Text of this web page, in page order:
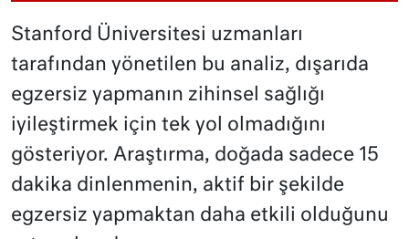
Stanford Üniversitesi uzmanları
tarafından yönetilen bu analiz, dışarıda
egzersiz yapmanın zihinsel sağlığı
iyileştirmek için tek yol olmadığını
gösteriyor. Araştırma, doğada sadece 15
dakika dinlenmenin, aktif bir şekilde
egzersiz yapmaktan daha etkili olduğunu